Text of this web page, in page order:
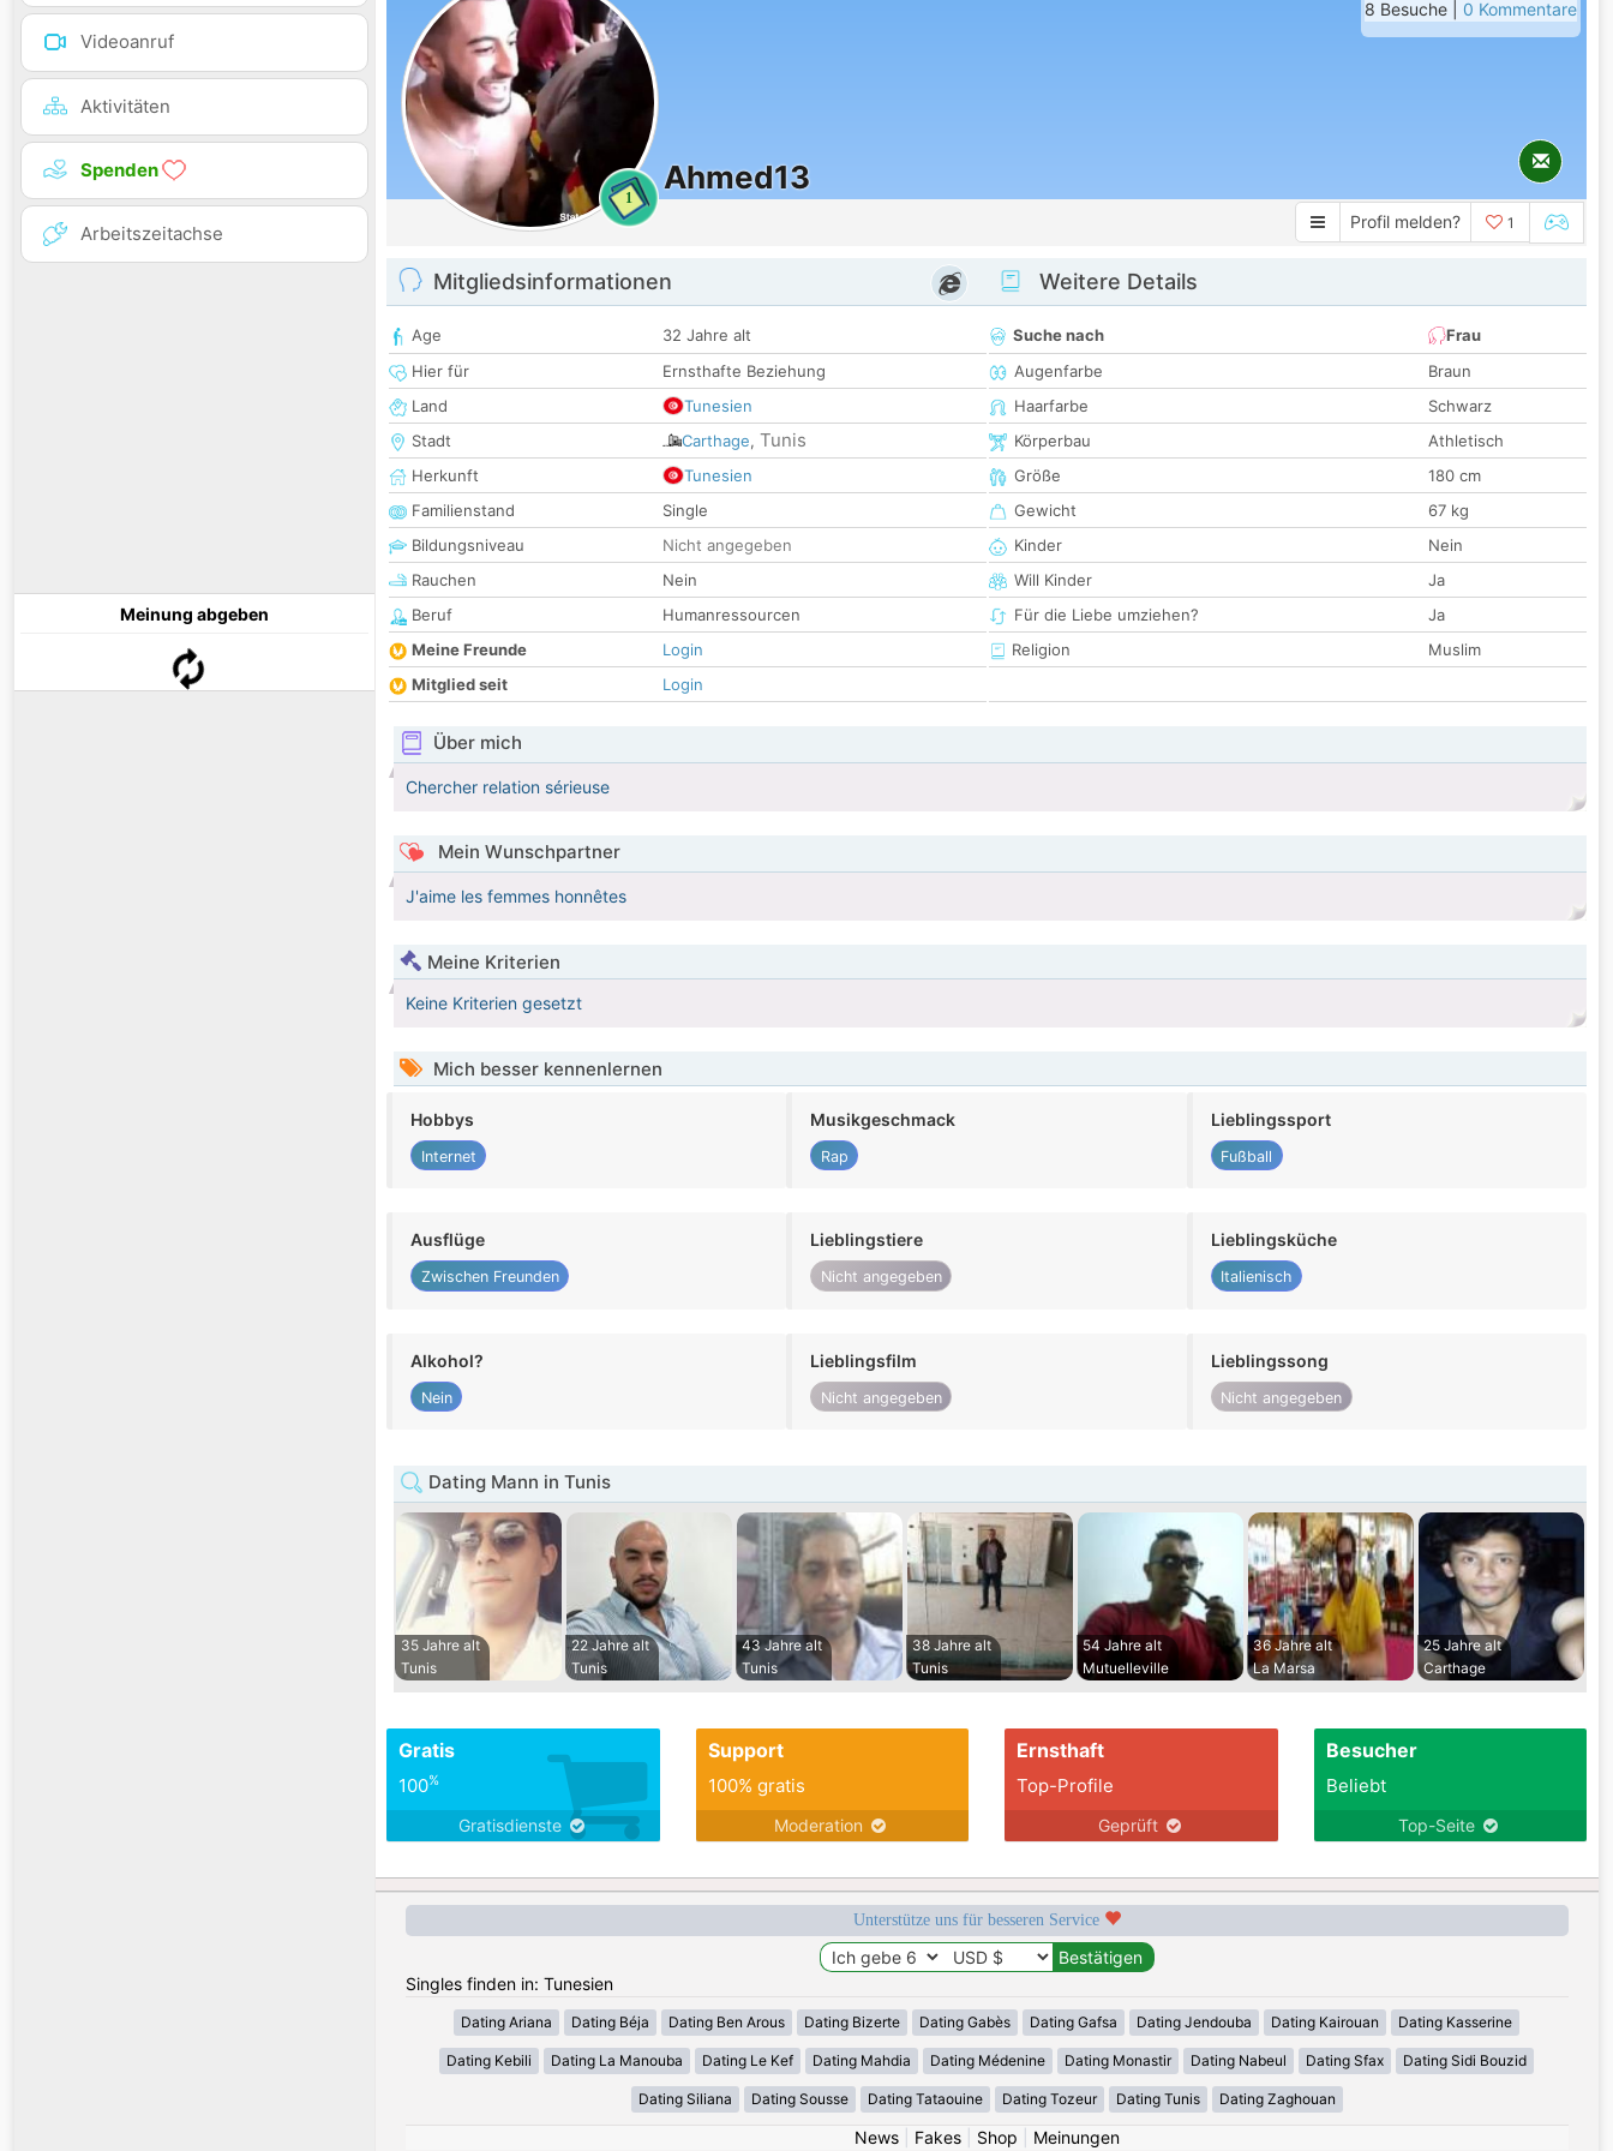
Videoanruf
Aktivitäten
Spenden
Arbeitszeitachse
Meinung abgeben
1
Ahmed13
8 Besuche | 0 Kommentare
Profil melden? 1
Mitgliedsinformationen
Age
32 Jahre alt
Hier für
Ernsthafte Beziehung
Land
Tunesien
Stadt
Carthage, Tunis
Herkunft
Tunesien
Familienstand
Single
Bildungsniveau
Nicht angegeben
Rauchen
Nein
Beruf
Humanressourcen
Meine Freunde
Login
Mitglied seit
Login
Weitere Details
Suche nach
Frau
Augenfarbe
Braun
Haarfarbe
Schwarz
Körperbau
Athletisch
Größe
180 cm
Gewicht
67 kg
Kinder
Nein
Will Kinder
Ja
Für die Liebe umziehen?
Ja
Religion
Muslim
Über mich
Chercher relation sérieuse
Mein Wunschpartner
J'aime les femmes honnêtes
Meine Kriterien
Keine Kriterien gesetzt
Mich besser kennenlernen
Hobbys
Internet
Musikgeschmack
Rap
Lieblingssport
Fußball
Ausflüge
Zwischen Freunden
Lieblingstiere
Nicht angegeben
Lieblingsküche
Italienisch
Alkohol?
Nein
Lieblingsfilm
Nicht angegeben
Lieblingssong
Nicht angegeben
Dating Mann in Tunis
35 Jahre alt
Tunis
22 Jahre alt
Tunis
43 Jahre alt
Tunis
38 Jahre alt
Tunis
54 Jahre alt
Mutuelleville
36 Jahre alt
La Marsa
25 Jahre alt
Carthage
Gratis
100%
Gratisdienste
Support
100% gratis
Moderation
Ernsthaft
Top-Profile
Geprüft
Besucher
Beliebt
Top-Seite
Unterstütze uns für besseren Service
Singles finden in: Tunesien
Dating Ariana Dating Béja Dating Ben Arous Dating Bizerte Dating Gabès Dating Gafsa Dating Jendouba Dating Kairouan Dating Kasserine
Dating Kebili Dating La Manouba Dating Le Kef Dating Mahdia Dating Médenine Dating Monastir Dating Nabeul Dating Sfax Dating Sidi Bouzid
Dating Siliana Dating Sousse Dating Tataouine Dating Tozeur Dating Tunis Dating Zaghouan
News| Fakes| Shop Meinungen